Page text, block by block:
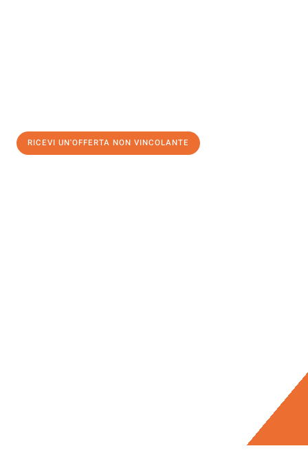
RICEVI UN'OFFERTA NON VINCOLANTE